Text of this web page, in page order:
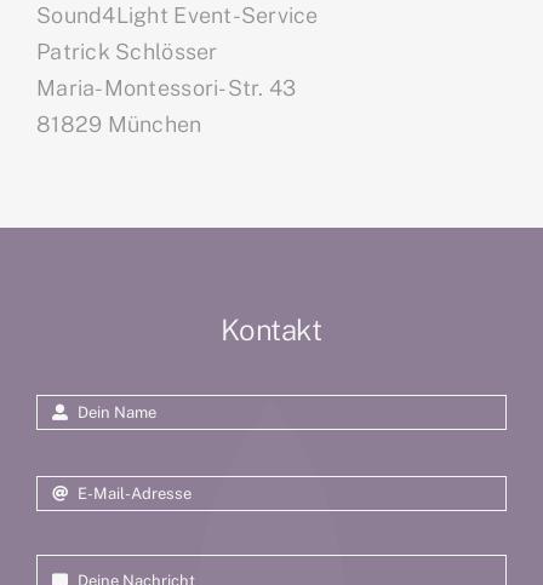
Sound4Light Event-Service
Patrick Schlösser
Maria-Montessori-Str. 43
81829 München
Kontakt